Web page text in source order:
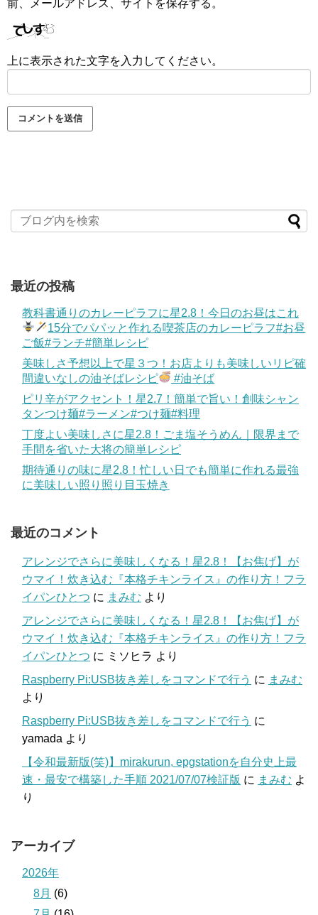
前、メールアドレス、サイトを保存する。
上に表示された文字を入力してください。
最近の投稿
教科書通りのカレーピラフに星2.8！今日のお昼はこれ
15分でパパッと作れる喫茶店のカレーピラフ#お昼
ご飯#ランチ#簡単レシピ
美味しさ予想以上で星３つ！お店よりも美味しいリピ確
間違いなしの油そばレシピ
#油そば
ピリ辛がアクセント！星2.7！簡単で旨い！創味シャン
タンつけ麺#ラーメン#つけ麺#料理
丁度よい美味しさに星2.8！ごま塩そうめん｜限界まで
手間を省いた大将の簡単レシピ
期待通りの味に星2.8！忙しい日でも簡単に作れる最強
に美味しい照り照り目玉焼き
最近のコメント
アレンジでさらに美味しくなる！星2.8！【お焦げ】が
ウマイ！炊き込む『本格チキンライス』の作り方！フラ
イパンひとつ に まみむ より
アレンジでさらに美味しくなる！星2.8！【お焦げ】が
ウマイ！炊き込む『本格チキンライス』の作り方！フラ
イパンひとつ に ミソヒラ より
Raspberry Pi:USB抜き差しをコマンドで行う に まみむ
より
Raspberry Pi:USB抜き差しをコマンドで行う に
yamada より
【令和最新版(笑)】mirakurun, epgstationを自分史上最
速・最安で構築した手順 2021/07/07検証版 に まみむ よ
り
アーカイブ
2026年
8月 (6)